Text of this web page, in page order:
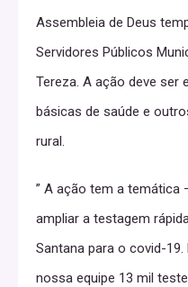
Assembleia de Deus
Servidores Públicos
Tereza. A ação deve ser
básicas de saúde e
rural.
” A ação tem a temática
ampliar a testagem
Santana para o covid-
nossa equipe 13 mil